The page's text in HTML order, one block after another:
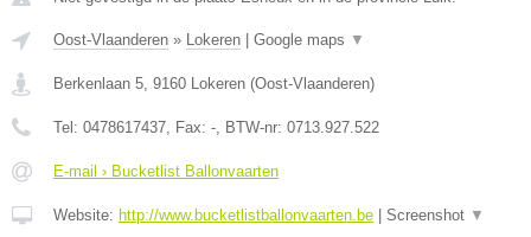
Oost-Vlaanderen » Lokeren Google maps ▼
Berkenlaan 5, 9160 Lokeren (Oost-Vlaanderen)
Tel: 0478617437, Fax: -, BTW-nr: 0713.927.522
E-mail › Bucketlist Ballonvaarten
Website: http://www.bucketlistballonvaarten.be Screenshot ▼